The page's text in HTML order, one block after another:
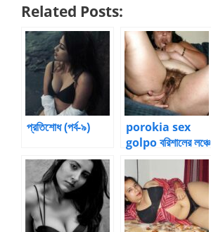
Related Posts:
প্রতিশোধ (পর্ব-৯)
porokia sex
golpo বরিশালের লঞ্চে
মার পরকিয়া – 3